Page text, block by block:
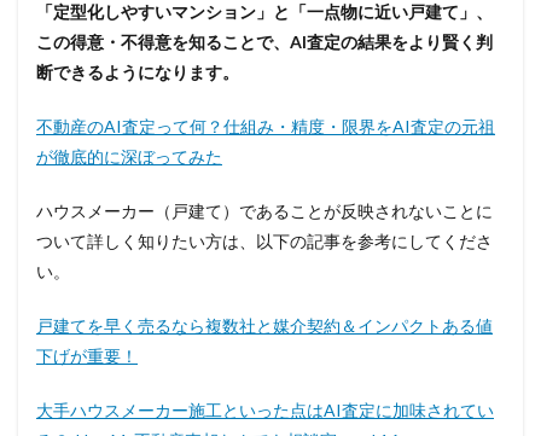
「定型化しやすいマンション」と「一点物に近い戸建て」、
この得意・不得意を知ることで、AI査定の結果をより賢く判
断できるようになります。
不動産のAI査定って何？仕組み・精度・限界をAI査定の元祖
が徹底的に深ぼってみた
ハウスメーカー（戸建て）であることが反映されないことに
ついて詳しく知りたい方は、以下の記事を参考にしてくださ
い。
戸建てを早く売るなら複数社と媒介契約＆インパクトある値
下げが重要！
大手ハウスメーカー施工といった点はAI査定に加味されてい